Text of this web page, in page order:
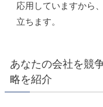
応用していますから
立ちます。
あなたの会社を競
略を紹介